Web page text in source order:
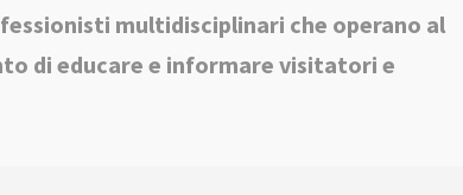
multidisciplinari che operano al
di educare e informare visitatori e